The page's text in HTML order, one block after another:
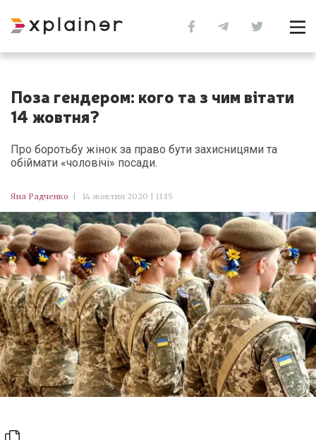
Поза гендером: кого та з чим вітати
14 жовтня?
Про боротьбу жінок за право бути захисницями та
обіймати «чоловічі» посади.
Яна Радченко 14 жовтня 2020 | 11:15